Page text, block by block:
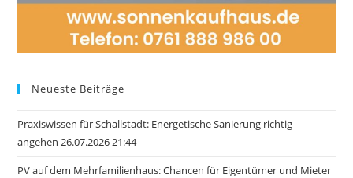
Neueste Beiträge
Praxiswissen für Schallstadt: Energetische Sanierung richtig
angehen 26.07.2026 21:44
PV auf dem Mehrfamilienhaus: Chancen für Eigentümer und Mieter